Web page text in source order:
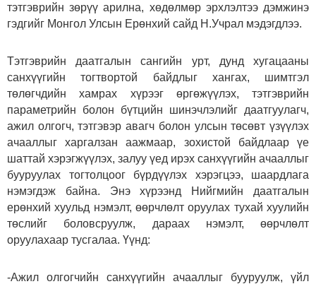
тэтгэврийн зөрүү арилна, хөдөлмөр эрхлэлтээ дэмжинэ
гэдгийг Монгол Улсын Ерөнхий сайд Н.Учрал мэдэгдлээ.
Тэтгэврийн даатгалын сангийн урт, дунд хугацааны
санхүүгийн тогтвортой байдлыг хангах, шимтгэл
төлөгчдийн хамрах хүрээг өргөжүүлэх, тэтгэврийн
параметрийн болон бүтцийн шинэчлэлийг даатгуулагч,
ажил олгогч, тэтгэвэр авагч болон улсын төсөвт үзүүлэх
ачааллыг харгалзан аажмаар, зохистой байдлаар үе
шаттай хэрэгжүүлэх, залуу үед ирэх санхүүгийн ачааллыг
бууруулах тогтолцоог бүрдүүлэх хэрэгцээ, шаардлага
нэмэгдэж байна. Энэ хүрээнд Нийгмийн даатгалын
ерөнхий хуульд нэмэлт, өөрчлөлт оруулах тухай хуулийн
төслийг боловсруулж, дараах нэмэлт, өөрчлөлт
оруулахаар тусгалаа. Үүнд:
-Ажил олгогчийн санхүүгийн ачааллыг бууруулж, үйл